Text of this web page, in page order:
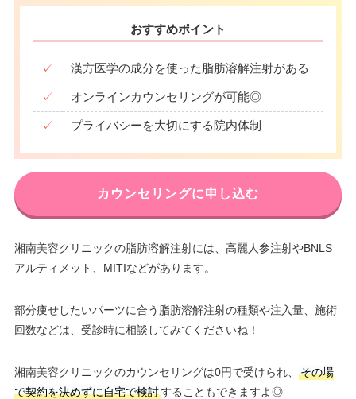
おすすめポイント
✓ 漢方医学の成分を使った脂肪溶解注射がある
✓ オンラインカウンセリングが可能◎
✓ プライバシーを大切にする院内体制
カウンセリングに申し込む
湘南美容クリニックの脂肪溶解注射には、高麗人参注射やBNLS
アルティメット、MITIなどがあります。
部分痩せしたいパーツに合う脂肪溶解注射の種類や注入量、施術
回数などは、受診時に相談してみてくださいね！
湘南美容クリニックのカウンセリングは0円で受けられ、
その場
で契約を決めずに自宅で検討することもできますよ◎